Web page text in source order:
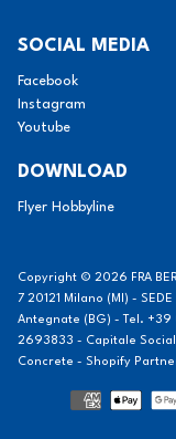
SOCIAL MEDIA
Facebook
Instagram
Youtube
DOWNLOAD
Flyer Hobbyline
Copyright © 2026 FRA
7 20121 Milano (MI) -
Antegnate (BG) - Tel. +39
2693833 - Capitale
Concrete - Shopify
Modalità